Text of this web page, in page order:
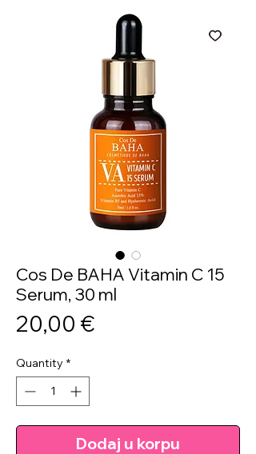
Cos De BAHA Vitamin C 15
Serum, 30 ml
20,00 €Price
Quantity *
Dodaj u korpu